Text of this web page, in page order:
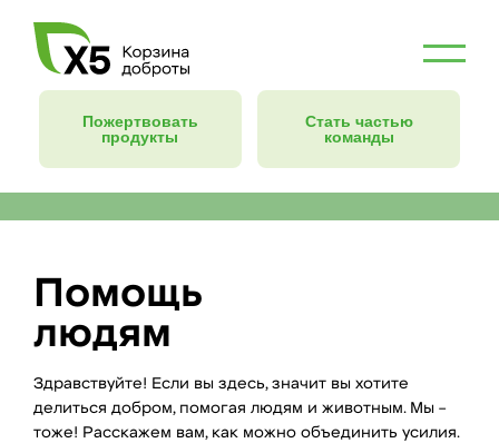
Пожертвовать
продукты
Стать частью
команды
Помощь
людям
Здравствуйте! Если вы здесь, значит вы хотите
делиться добром, помогая людям и животным. Мы –
тоже! Расскажем вам, как можно объединить усилия.